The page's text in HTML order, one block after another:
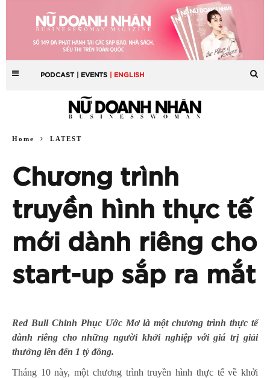
PODCAST | EVENTS | ENGLISH
Home LATEST
Chương trình
truyền hình thực tế
mới dành riêng cho
start-up sắp ra mắt
Red Bull Chinh Phục Ước Mơ là một chương trình thực tế
dành riêng cho những người khởi nghiệp với giá trị giải
thưởng lên đến 1 tỷ đồng.
Tháng 10 này, một chương trình truyền hình thực tế về khởi